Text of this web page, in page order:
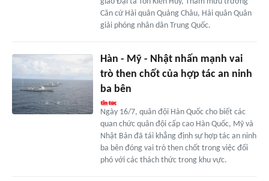
Căn cứ Hải quân Quảng Châu, Hải quân Quân
giải phóng nhân dân Trung Quốc.
Hàn - Mỹ - Nhật nhấn mạnh vai
trò then chốt của hợp tác an ninh
ba bên
Ngày 16/7, quân đội Hàn Quốc cho biết các
quan chức quân đội cấp cao Hàn Quốc, Mỹ và
Nhật Bản đã tái khẳng định sự hợp tác an ninh
ba bên đóng vai trò then chốt trong việc đối
phó với các thách thức trong khu vực.